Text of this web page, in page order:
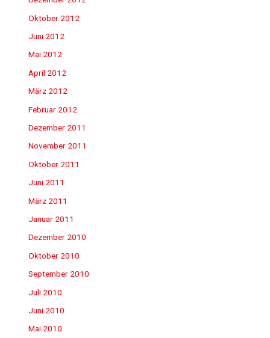
Oktober 2012
Juni 2012
Mai 2012
April 2012
März 2012
Februar 2012
Dezember 2011
November 2011
Oktober 2011
Juni 2011
März 2011
Januar 2011
Dezember 2010
Oktober 2010
September 2010
Juli 2010
Juni 2010
Mai 2010